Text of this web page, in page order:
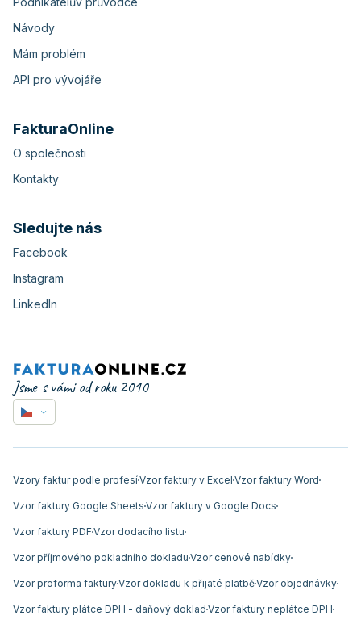
Návody
Mám problém
API pro vývojáře
FakturaOnline
O společnosti
Kontakty
Sledujte nás
Facebook
Instagram
LinkedIn
Jsme s vámi od roku 2010
Vzory faktur podle profesíVzor faktury v Excel Vzor faktury Word
Vzor faktury Google Sheets Vzor faktury v Google Docs
Vzor faktury PDF Vzor dodacího listu
Vzor příjmového pokladního dokladu Vzor cenové nabídky
Vzor proforma fakturyVzor dokladu k přijaté platběVzor objednávky
Vzor faktury plátce DPH - daňový doklad Vzor faktury neplátce DPH